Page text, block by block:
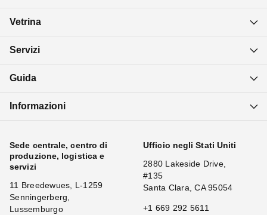
Vetrina
Servizi
Guida
Informazioni
Sede centrale, centro di
produzione, logistica e
servizi
11 Breedewues, L-1259
Senningerberg,
Lussemburgo
Ufficio negli Stati Uniti
2880 Lakeside Drive,
#135
Santa Clara, CA 95054
+1 669 292 5611